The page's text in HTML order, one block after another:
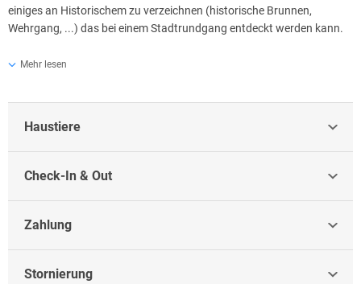
einiges an Historischem zu verzeichnen (historische Brunnen,
Wehrgang, ...) das bei einem Stadtrundgang entdeckt werden kann.
Das Museum der Stadt Ehingen liefert anschauliches
Der Groggensee mit seiner schönen Parkanlage inmitten von Ehingen
lädt zum Entspannen und Verweilen ein, im Winter besteht die
Das ganze Jahr über bietet Ehingen traditionelle, regionale und
internationale Veranstaltungen, wie z.B. der Ehinger Musiksommer
nur einige zu nennen.
Mehr lesen
Haustiere
Check-In & Out
Zahlung
Stornierung